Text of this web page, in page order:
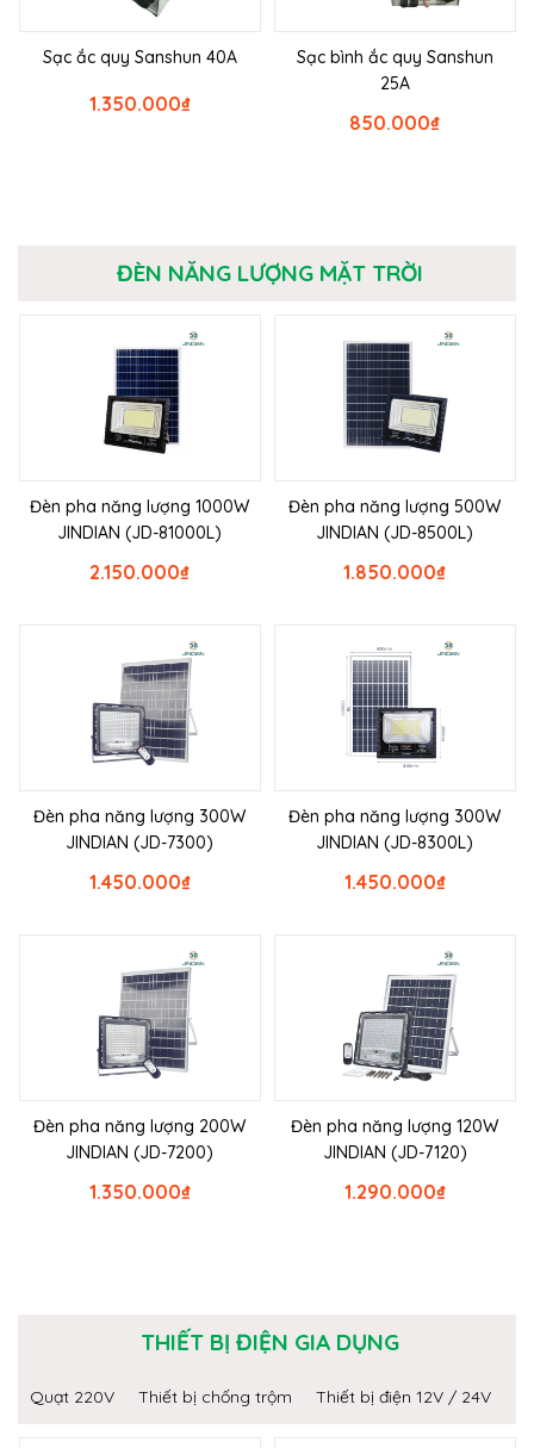
Sạc ắc quy Sanshun 40A
₫
1.350.000
Sạc bình ắc quy Sanshun
25A
₫
850.000
ĐÈN NĂNG LƯỢNG MẶT TRỜI
Đèn pha năng lượng 1000W
JINDIAN (JD-81000L)
₫
2.150.000
Đèn pha năng lượng 500W
JINDIAN (JD-8500L)
₫
1.850.000
Đèn pha năng lượng 300W
JINDIAN (JD-7300)
₫
1.450.000
Đèn pha năng lượng 300W
JINDIAN (JD-8300L)
₫
1.450.000
Đèn pha năng lượng 200W
JINDIAN (JD-7200)
₫
1.350.000
Đèn pha năng lượng 120W
JINDIAN (JD-7120)
₫
1.290.000
THIẾT BỊ ĐIỆN GIA DỤNG
Quạt 220V Thiết bị chống trộm Thiết bị điện 12V / 24V